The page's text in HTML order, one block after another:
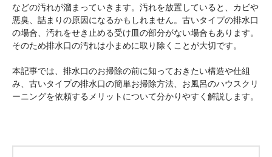
などの汚れが溜まっていきます。汚れを放置していると、カビや
悪臭、詰まりの原因になるかもしれません。古いタイプの排水口
の場合、汚れをせき止める受け皿の部分がない場合もあります。
そのため排水口の汚れは小まめに取り除くことが大切です。
本記事では、排水口のお掃除の前に知っておきたい構造や仕組
み、古いタイプの排水口の簡単お掃除方法、お風呂のハウスクリ
ーニングを依頼するメリットについて分かりやすく解説します。